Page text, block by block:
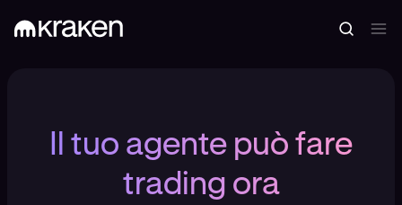
Il tuo agente può fare
trading ora